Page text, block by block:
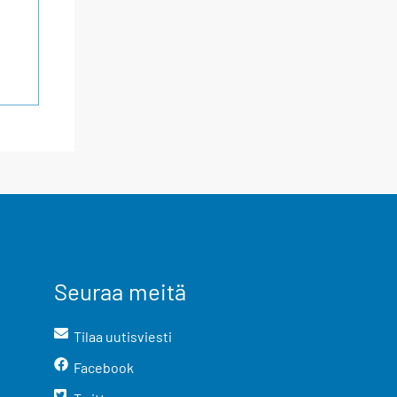
Seuraa meitä
Tilaa uutisviesti
Facebook